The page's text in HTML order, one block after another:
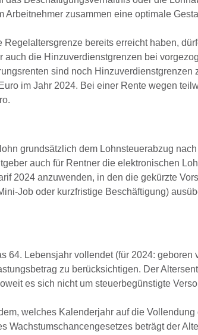
zusammen eine optimale
bereits erreicht haben,
die Hinzuverdienstgrenzen bei
sind noch Hinzuverdienstgrenzen
im Jahr 2024. Bei einer Rente wegen
grundsätzlich dem Lohnsteuerabzug
auch für Rentner die elektronischen
2024 anzuwenden, in den die gekürzte
Job oder kurzfristige Beschäftigung)
64. Lebensjahr vollendet (für 2024: geboren
zu berücksichtigen. Der
es sich nicht um steuerbegünstigte
welches Kalenderjahr auf die
Wachstumschancengesetzes beträgt der